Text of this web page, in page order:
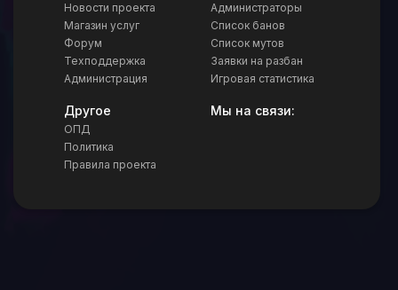
Новости проекта
Магазин услуг
Форум
Техподдержка
Администрация
Администраторы
Список банов
Список мутов
Заявки на разбан
Игровая статистика
Другое
ОПД
Политика
Правила проекта
Мы на связи: